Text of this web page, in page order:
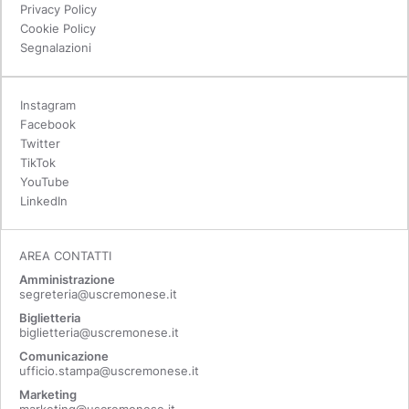
Privacy Policy
Cookie Policy
Segnalazioni
Instagram
Facebook
Twitter
TikTok
YouTube
LinkedIn
AREA CONTATTI
Amministrazione
segreteria@uscremonese.it
Biglietteria
biglietteria@uscremonese.it
Comunicazione
ufficio.stampa@uscremonese.it
Marketing